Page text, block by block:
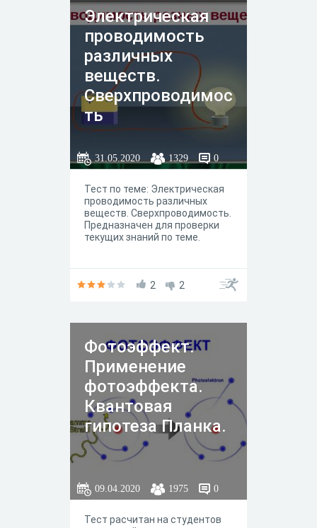
Электрическая
проводимость
различных
веществ.
Сверхпроводимос
ть
31.05.2020 1329 0
Тест по теме: Электрическая
проводимость различных
веществ. Сверхпроводимость.
Предназначен для проверки
текущих знаний по теме.
2 2
Фотоэффект.
Применение
фотоэффекта.
Квантовая
гипотеза Планка.
09.04.2020 1975 0
Тест расчитан на студентов